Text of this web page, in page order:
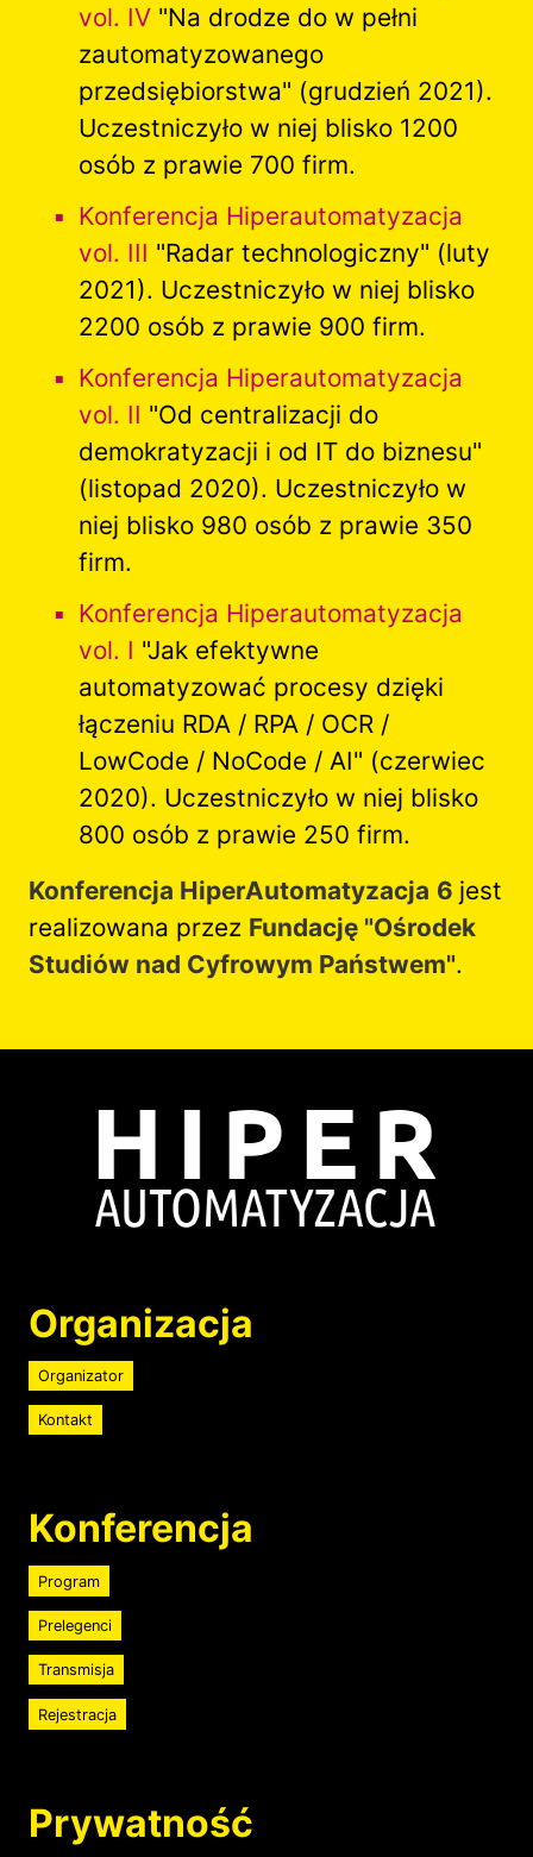
vol. IV"Na drodze do w pełni
zautomatyzowanego
przedsiębiorstwa" (grudzień 2021).
Uczestniczyło w niej blisko 1200
osób z prawie 700 firm.
Konferencja Hiperautomatyzacja
vol. III "Radar technologiczny" (luty
2021). Uczestniczyło w niej blisko
2200 osób z prawie 900 firm.
Konferencja Hiperautomatyzacja
vol. II "Od centralizacji do
demokratyzacji i od IT do biznesu"
(listopad 2020). Uczestniczyło w
niej blisko 980 osób z prawie 350
firm.
Konferencja Hiperautomatyzacja
vol. I "Jak efektywne
automatyzować procesy dzięki
łączeniu RDA / RPA / OCR /
LowCode / NoCode / AI" (czerwiec
2020). Uczestniczyło w niej blisko
800 osób z prawie 250 firm.
Konferencja HiperAutomatyzacja 6 jest
realizowana przez Fundację "Ośrodek
Studiów nad Cyfrowym Państwem".
Organizacja
Organizator
Kontakt
Konferencja
Program
Prelegenci
Transmisja
Rejestracja
Prywatność